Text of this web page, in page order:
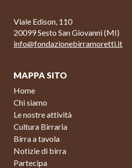
Viale Edison, 110
20099 Sesto San Giovanni (MI)
info@fondazionebirramoretti.it
MAPPA SITO
Home
Chi siamo
Le nostre attività
Cultura Birraria
Birra a tavola
Notizie di birra
Partecipa